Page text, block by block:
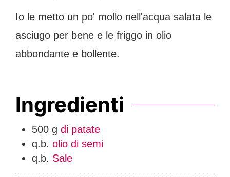
Io le metto un po' mollo nell'acqua salata le
asciugo per bene e le friggo in olio
abbondante e bollente.
Ingredienti
500 g di patate
q.b. olio di semi
q.b. Sale